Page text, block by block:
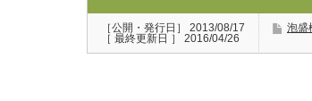
［公開・発行日］ 2013/08/17
［ 最終更新日 ］ 2016/04/26
泡盛